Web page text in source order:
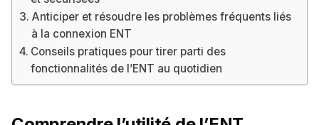
Anticiper et résoudre les problèmes fréquents liés
à la connexion ENT
Conseils pratiques pour tirer parti des
fonctionnalités de l’ENT au quotidien